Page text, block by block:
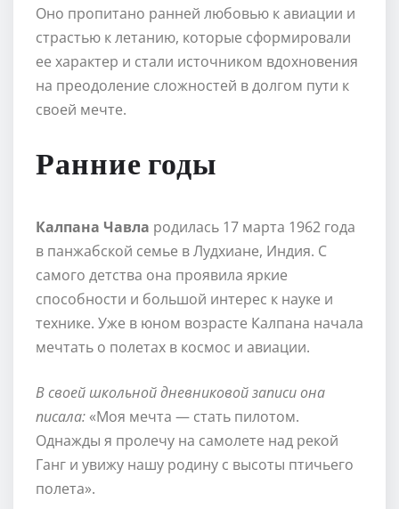
Оно пропитано ранней любовью к авиации и
страстью к летанию, которые сформировали
ее характер и стали источником вдохновения
на преодоление сложностей в долгом пути к
своей мечте.
Ранние годы
Калпана Чавла родилась 17 марта 1962 года
в панжабской семье в Лудхиане, Индия. С
самого детства она проявила яркие
способности и большой интерес к науке и
технике. Уже в юном возрасте Калпана начала
мечтать о полетах в космос и авиации.
В своей школьной дневниковой записи она
писала:«Моя мечта — стать пилотом.
Однажды я пролечу на самолете над рекой
Ганг и увижу нашу родину с высоты птичьего
полета».